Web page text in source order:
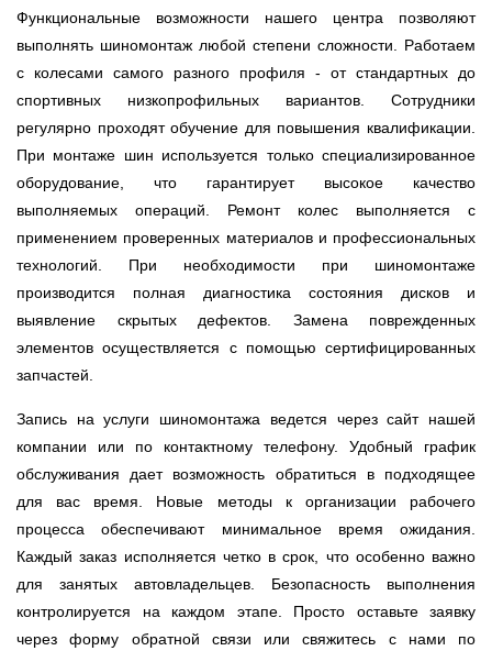
Функциональные возможности нашего центра позволяют
выполнять шиномонтаж любой степени сложности. Работаем
с колесами самого разного профиля - от стандартных до
спортивных низкопрофильных вариантов. Сотрудники
регулярно проходят обучение для повышения квалификации.
При монтаже шин используется только специализированное
оборудование, что гарантирует высокое качество
выполняемых операций. Ремонт колес выполняется с
применением проверенных материалов и профессиональных
технологий. При необходимости при шиномонтаже
производится полная диагностика состояния дисков и
выявление скрытых дефектов. Замена поврежденных
элементов осуществляется с помощью сертифицированных
запчастей.
Запись на услуги шиномонтажа ведется через сайт нашей
компании или по контактному телефону. Удобный график
обслуживания дает возможность обратиться в подходящее
для вас время. Новые методы к организации рабочего
процесса обеспечивают минимальное время ожидания.
Каждый заказ исполняется четко в срок, что особенно важно
для занятых автовладельцев. Безопасность выполнения
контролируется на каждом этапе. Просто оставьте заявку
через форму обратной связи или свяжитесь с нами по